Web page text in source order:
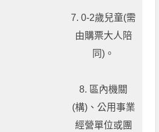
7. 0-2歲兒童(需
由購票大人陪
同)。
8. 區內機關
(構)、公用事業
經營單位或團